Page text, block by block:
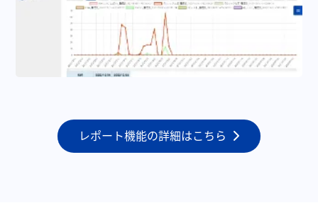
レポート機能の詳細はこちら